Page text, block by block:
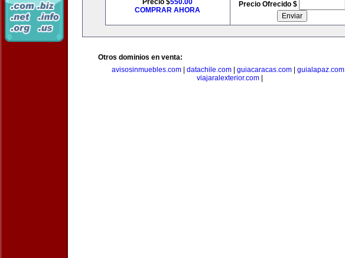
Precio $550.00
COMPRAR AHORA
Precio Ofrecido $
Otros dominios en venta:
avisosinmuebles.com
datachile.com guiacaracas.com guialapaz.com
viajaralexterior.com